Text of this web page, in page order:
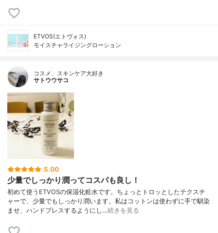
ETVOS(エトヴォス)
モイスチャライジングローション
コスメ、スキンケア大好き
サトウウサコ
5.00
少量でしっかり潤ってコスパも良し！
初めて使うETVOSの保湿化粧水です。ちょっとトロッとしたテクスチ
ャーで、少量でもしっかり潤います。私はコットンは使わずに手で馴染
ませ、ハンドプレスするようにし…続きを見る